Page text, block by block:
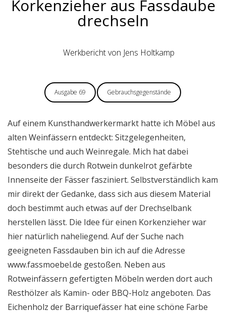
Korkenzieher aus Fassdaube
drechseln
Werkbericht von Jens Holtkamp
Ausgabe 69 Gebrauchsgegenstände
Auf einem Kunsthandwerkermarkt hatte ich Möbel aus
alten Weinfässern entdeckt: Sitzgelegenheiten,
Stehtische und auch Weinregale. Mich hat dabei
besonders die durch Rotwein dunkelrot gefärbte
Innenseite der Fässer fasziniert. Selbstverständlich kam
mir direkt der Gedanke, dass sich aus diesem Material
doch bestimmt auch etwas auf der Drechselbank
herstellen lässt. Die Idee für einen Korkenzieher war
hier natürlich naheliegend. Auf der Suche nach
geeigneten Fassdauben bin ich auf die Adresse
www.fassmoebel.de gestoßen. Neben aus
Rotweinfässern gefertigten Möbeln werden dort auch
Resthölzer als Kamin- oder BBQ-Holz angeboten. Das
Eichenholz der Barriquefässer hat eine schöne Farbe